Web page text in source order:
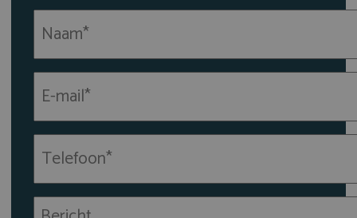
mailadres
(Vereist)
Bericht